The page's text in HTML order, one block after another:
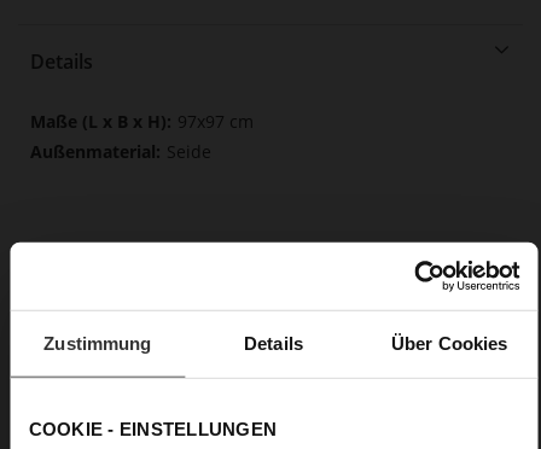
Zustimmung Details Über Cookies
COOKIE - EINSTELLUNGEN
Details
Mehr
Informationen
97x97 cm
Seide